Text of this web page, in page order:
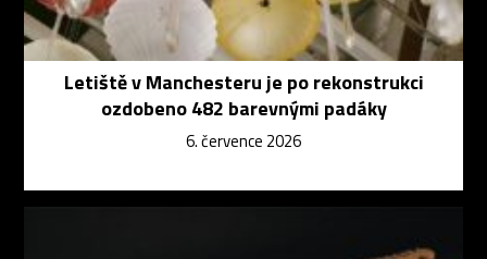
Letiště v Manchesteru je po rekonstrukci
ozdobeno 482 barevnými padáky
6. července 2026